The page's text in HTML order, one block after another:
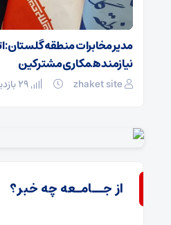
مدیر مخابرات منطقه گلستان:
نیازمند همکاری مشترکین
zhaket site
از جــامـعه چه خبر؟